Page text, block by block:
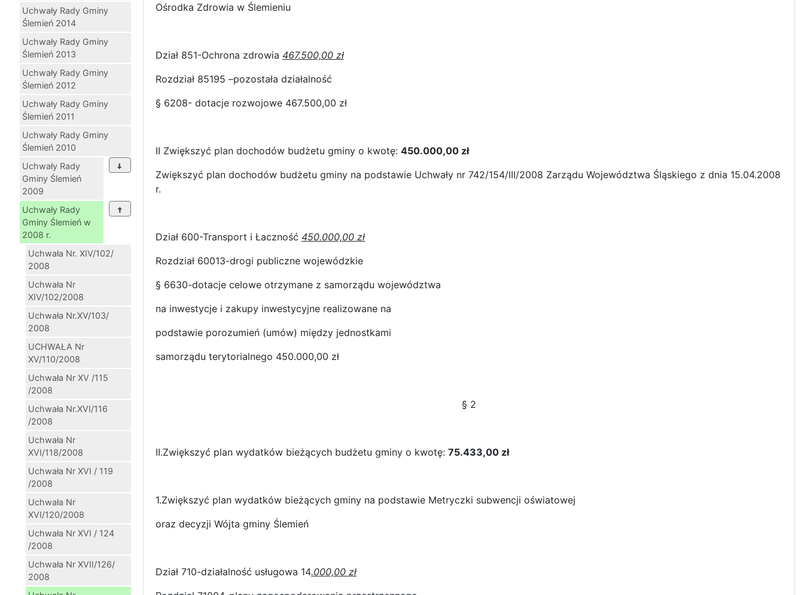
Uchwały Rady Gminy
Ślemień 2014
Uchwały Rady Gminy
Ślemień 2013
Uchwały Rady Gminy
Ślemień 2012
Uchwały Rady Gminy
Ślemień 2011
Uchwały Rady Gminy
Ślemień 2010
Uchwały Rady
Gminy Ślemień
2009
Uchwały Rady
Gminy Ślemień w
2008 r.
Uchwała Nr. XIV/102/
2008
Uchwała Nr
XIV/102/2008
Uchwała Nr.XV/103/
2008
UCHWAŁA Nr
XV/110/2008
Uchwała Nr XV /115
/2008
Uchwała Nr.XVI/116
/2008
Uchwała Nr
XVI/118/2008
Uchwała Nr XVI / 119
/2008
Uchwała Nr
XVI/120/2008
Uchwała Nr XVI / 124
/2008
Uchwała Nr XVII/126/
2008
Ośrodka Zdrowia w Ślemieniu
Dział 851-Ochrona zdrowia 467.500,00 zł
Rozdział 85195 –pozostała działalność
§ 6208- dotacje rozwojowe 467.500,00 zł
II Zwiększyć plan dochodów budżetu gminy o kwotę: 450.000,00 zł
Zwiększyć plan dochodów budżetu gminy na podstawie Uchwały nr 742/154/III/2008 Zarządu Województwa Śląskiego z dnia 15.04.2008
r.
Dział 600-Transport i Łaczność 450.000,00 zł
Rozdział 60013-drogi publiczne wojewódzkie
§ 6630-dotacje celowe otrzymane z samorządu województwa
na inwestycje i zakupy inwestycyjne realizowane na
podstawie porozumień (umów) między jednostkami
samorządu terytorialnego 450.000,00 zł
§ 2
II.Zwiększyć plan wydatków bieżących budżetu gminy o kwotę: 75.433,00 zł
1.Zwiększyć plan wydatków bieżących gminy na podstawie Metryczki subwencji oświatowej
oraz decyzji Wójta gminy Ślemień
Dział 710-działalność usługowa 14.000,00 zł